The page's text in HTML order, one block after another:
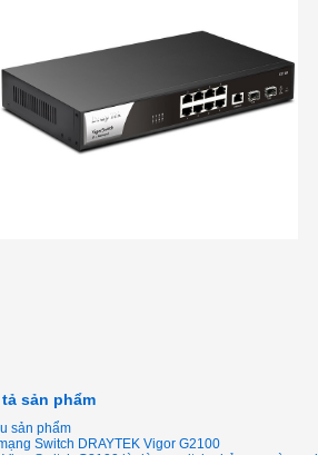
sản phẩm
sản phẩm
Switch DRAYTEK Vigor G2100